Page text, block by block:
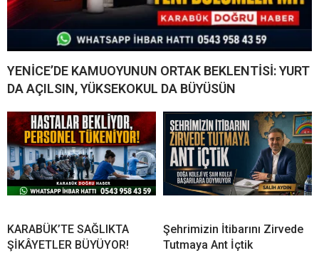
YENİCE’DE KAMUOYUNUN ORTAK BEKLENTİSİ: YURT
DA AÇILSIN, YÜKSEKOKUL DA BÜYÜSÜN
KARABÜK’TE SAĞLIKTA
ŞİKÂYETLER BÜYÜYOR!
Şehrimizin İtibarını Zirvede
Tutmaya Ant İçtik